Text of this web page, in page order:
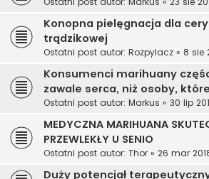
Konopna pielęgnacja dla
trądzikowej
Ostatni post autor: Rozpylacz « 8 sie
Konsumenci marihuany
zawale serca, niż osoby,
Ostatni post autor: Markus « 30 lip
MEDYCZNA MARIHUANA
PRZEWLEKŁY U SENIO
Ostatni post autor: Thor « 26 mar
Duży potencjał